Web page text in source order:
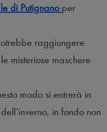
di Putignano per
raggiungere
misteriose maschere
modo si entrerà in
in fondo non